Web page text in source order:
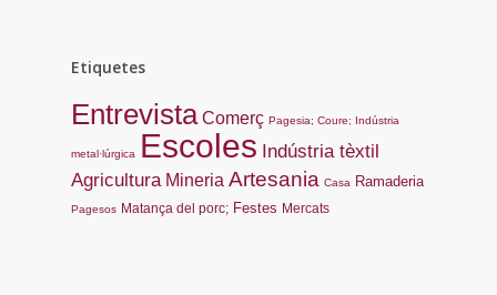
Etiquetes
Entrevista Comerç Pagesia; Coure; Indústria
metal·lúrgica Escoles Indústria tèxtil
Agricultura Mineria Artesania Casa Ramaderia
Pagesos Matança del porc; Festes Mercats